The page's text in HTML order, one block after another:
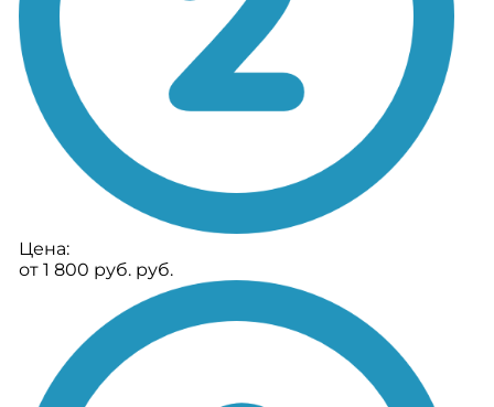
Цена:
от 1 800 руб. руб.